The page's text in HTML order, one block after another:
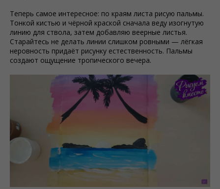
Теперь самое интересное: по краям листа рисую пальмы.
Тонкой кистью и чёрной краской сначала веду изогнутую
линию для ствола, затем добавляю веерные листья.
Старайтесь не делать линии слишком ровными — лёгкая
неровность придаёт рисунку естественность. Пальмы
создают ощущение тропического вечера.